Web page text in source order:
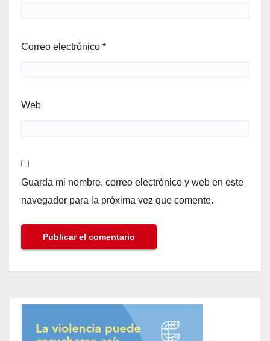
Correo electrónico *
Web
Guarda mi nombre, correo electrónico y web en este
navegador para la próxima vez que comente.